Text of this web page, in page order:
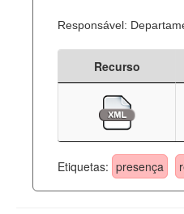
Responsável:
Recurso
Etiquetas: presença